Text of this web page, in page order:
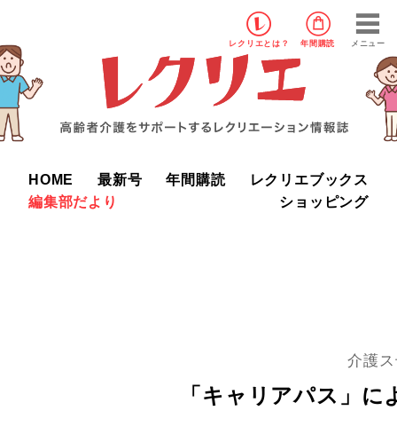
レクリエ とは？ 年間購読 メニュー
HOME 最新号 年間購読
レクリエブックス
編集部だより
ショッピング
介護
「キャリアパス」